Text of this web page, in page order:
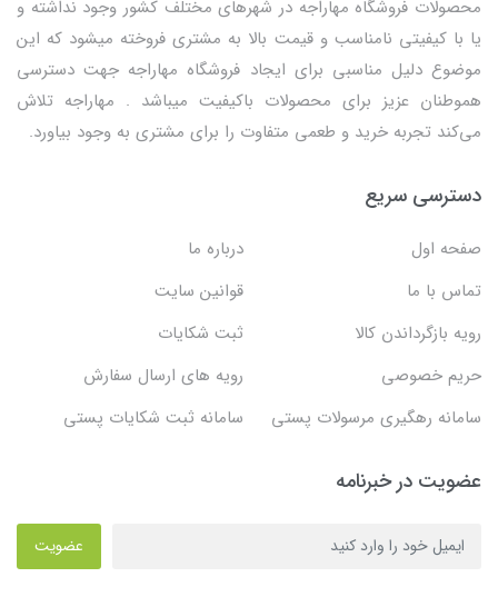
محصولات فروشگاه مهاراجه در شهرهای مختلف کشور وجود نداشته و
یا با کیفیتی نامناسب و قیمت بالا به مشتری فروخته میشود که این
موضوع دلیل مناسبی برای ایجاد فروشگاه مهاراجه جهت دسترسی
هموطنان عزیز برای محصولات باکیفیت میباشد . مهاراجه تلاش
می‌کند تجربه خرید و طعمی متفاوت را برای مشتری به وجود بیاورد.
دسترسی سریع
صفحه اول
درباره ما
تماس با ما
قوانین سایت
رویه بازگرداندن کالا
ثبت شکایات
حریم خصوصی
رویه های ارسال سفارش
سامانه رهگیری مرسولات پستی
سامانه ثبت شکایات پستی
عضویت در خبرنامه
عضویت